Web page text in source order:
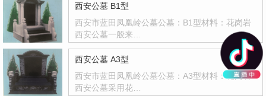
西安公墓 B1型
西安市蓝田凤凰岭公墓公墓：B1型材料：花岗岩
西安公墓一般来…
西安公墓 A3型
西安市蓝田凤凰岭公墓公墓：A3型材料：花岗岩
西安公墓采用花…